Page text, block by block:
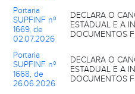
Portaria
SUPFINF nº
1669, de
02.07.2026
DECLARA O
ESTADUAL E A
DOCUMENTOS
Portaria
SUPFINF nº
1668, de
26.06.2026
DECLARA O
ESTADUAL E A
DOCUMENTOS